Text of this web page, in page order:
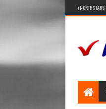
7NORTHSTARS